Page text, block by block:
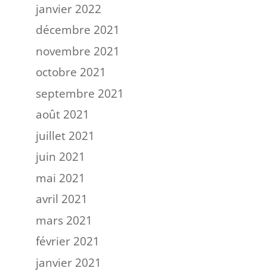
janvier 2022
décembre 2021
novembre 2021
octobre 2021
septembre 2021
août 2021
juillet 2021
juin 2021
mai 2021
avril 2021
mars 2021
février 2021
janvier 2021